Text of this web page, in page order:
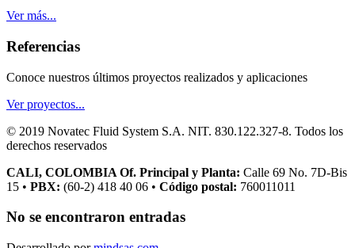
Ver más...
Referencias
Conoce nuestros últimos proyectos realizados y aplicaciones
Ver proyectos...
© 2019 Novatec Fluid System S.A. NIT. 830.122.327-8. Todos los
derechos reservados
CALI, COLOMBIA Of. Principal y Planta: Calle 69 No. 7D-Bis
15 • PBX: (60-2) 418 40 06 • Código postal: 760011011
No se encontraron entradas